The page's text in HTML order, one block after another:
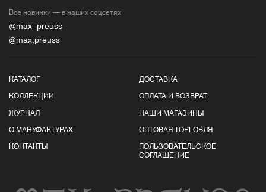
Все новинки — в наших соцсетях
@max_preuss
@max.preuss
КАТАЛОГ
КОЛЛЕКЦИИ
ЖУРНАЛ
О МАНУФАКТУРАХ
КОНТАКТЫ
ДОСТАВКА
ОПЛАТА И ВОЗВРАТ
НАШИ МАГАЗИНЫ
ОПТОВАЯ ТОРГОВЛЯ
ПОЛЬЗОВАТЕЛЬСКОЕ
СОГЛАШЕНИЕ